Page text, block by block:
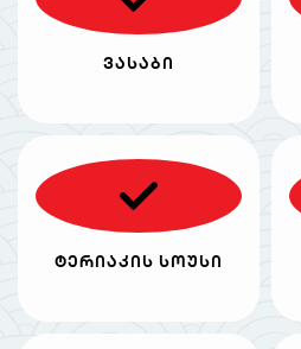
ვასაბი
ტერიაკის სოუსი